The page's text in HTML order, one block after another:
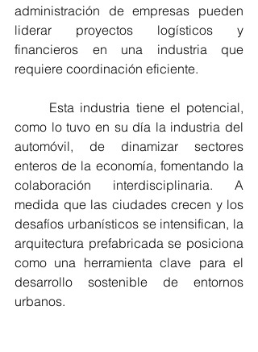
administración de empresas pueden
liderar proyectos logísticos y
financieros en una industria que
requiere coordinación eficiente.
como lo tuvo en su día la industria del
automóvil, de dinamizar sectores
enteros de la economía, fomentando la
colaboración interdisciplinaria. A
medida que las ciudades crecen y los
desafíos urbanísticos se intensifican, la
arquitectura prefabricada se posiciona
como una herramienta clave para el
desarrollo sostenible de entornos
urbanos.